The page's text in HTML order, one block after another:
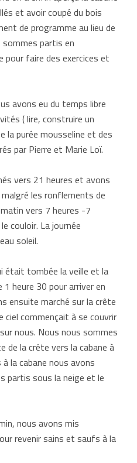
et avoir coupé du bois
de programme au lieu de
partis en
pour faire des exercices et
avons eu du temps libre
( lire, construire un
la purée mousseline et des
par Pierre et Marie Loï.
vers 21 heures et avons
les ronflements de
vers 7 heures -7
couloir. La journée
soleil.
était tombée la veille et la
heure 30 pour arriver en
ensuite marché sur la crête
ciel commençait à se couvrir
nous. Nous nous sommes
de la crête vers la cabane à
la cabane nous avons
partis sous la neige et le
nous avons mis
revenir sains et saufs à la